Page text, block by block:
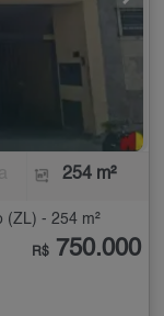
254 m²
(ZL) - 254 m²
R$ 750.000